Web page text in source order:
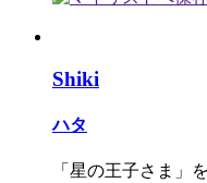
Shiki
ハタ
「星の王子さま」